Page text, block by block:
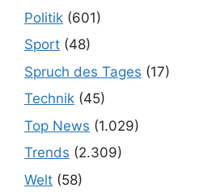
Politik (601)
Sport (48)
Spruch des Tages (17)
Technik (45)
Top News (1.029)
Trends (2.309)
Welt (58)